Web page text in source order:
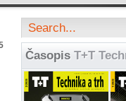
Časopis T+T